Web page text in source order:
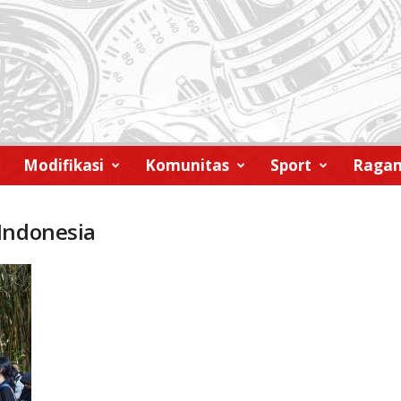
Modifikasi Komunitas Sport